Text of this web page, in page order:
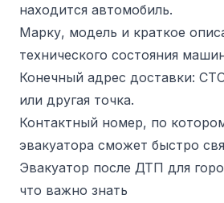
находится автомобиль.
Марку, модель и краткое
технического состояния
Конечный адрес доставки:
или другая точка.
Контактный номер, по
эвакуатора сможет быстро
Эвакуатор после ДТП для
что важно знать